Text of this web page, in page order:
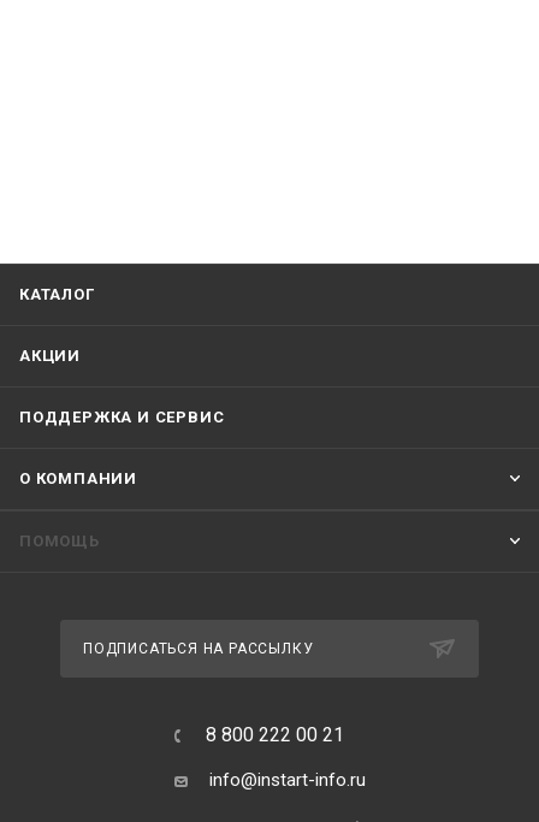
КАТАЛОГ
АКЦИИ
ПОДДЕРЖКА И СЕРВИС
О КОМПАНИИ
ПОМОЩЬ
ПОДПИСАТЬСЯ НА РАССЫЛКУ
8 800 222 00 21
info@instart-info.ru